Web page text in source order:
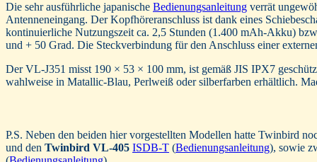
Die sehr ausführliche japanische Bedienungsanleitung verrät
Antenneneingang. Der Kopfhöreranschluss ist dank eines
kontinuierliche Nutzungszeit ca. 2,5 Stunden (1.400 mAh-Akku)
und + 50 Grad. Die Steckverbindung für den Anschluss einer
Der VL-J351 misst 190 × 53 × 100 mm, ist gemäß JIS IPX7
wahlweise in Matallic-Blau, Perlweiß oder silberfarben erhältlich.
P.S. Neben den beiden hier vorgestellten Modellen hatte Twinbird
und den Twinbird VL-405 ISDB-T (Bedienungsanleitung), sowie